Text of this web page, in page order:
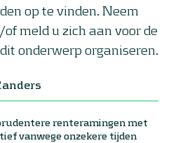
op te vinden. Neem
meld u zich aan voor de
onderwerp organiseren.
renteramingen met
vanwege onzekere tijden